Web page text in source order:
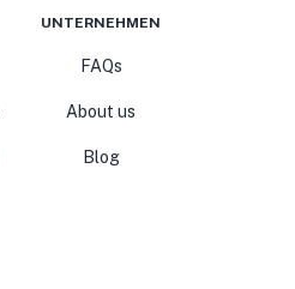
UNTERNEHMEN
FAQs
About us
Blog